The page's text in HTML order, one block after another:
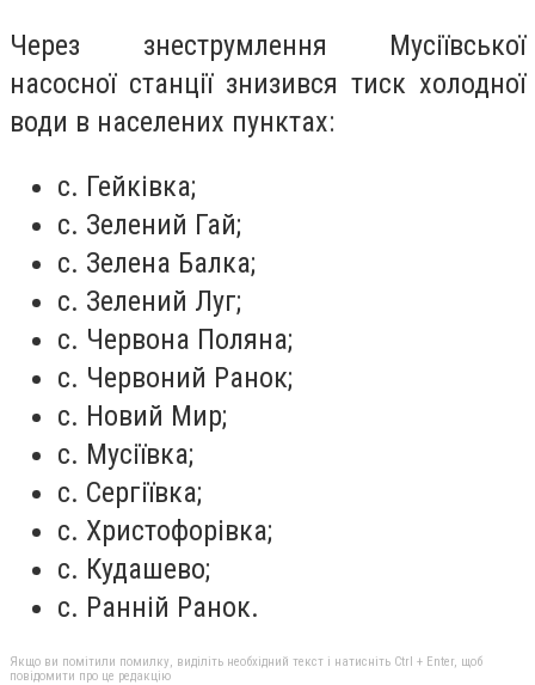
Через знеструмлення Мусіївської
насосної станції знизився тиск холодної
води в населених пунктах:
с. Гейківка;
с. Зелений Гай;
с. Зелена Балка;
с. Зелений Луг;
с. Червона Поляна;
с. Червоний Ранок;
с. Новий Мир;
с. Мусіївка;
с. Сергіївка;
с. Христофорівка;
с. Кудашево;
с. Ранній Ранок.
Якщо ви помітили помилку, виділіть необхідний текст і натисніть Ctrl + Enter, щоб
повідомити про це редакцію